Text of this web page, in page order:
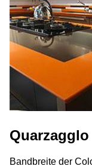
Quarzagglo
Bandbreite der